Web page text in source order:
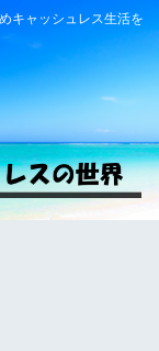
キャッシュレス生活を